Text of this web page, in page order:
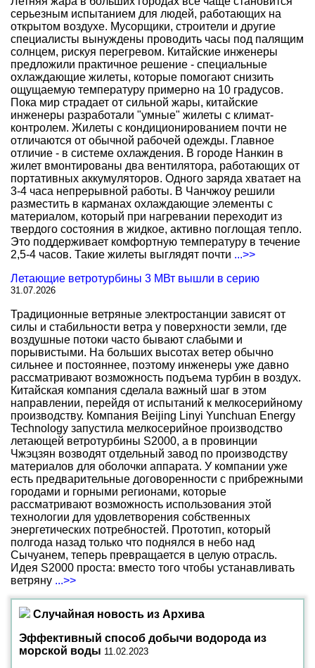
серьезным испытанием для людей, работающих на
открытом воздухе. Мусорщики, строители и другие
специалисты вынуждены проводить часы под палящим
солнцем, рискуя перегревом. Китайские инженеры
предложили практичное решение - специальные
охлаждающие жилеты, которые помогают снизить
ощущаемую температуру примерно на 10 градусов.
Пока мир страдает от сильной жары, китайские
инженеры разработали "умные" жилеты с климат-
контролем. Жилеты с кондиционированием почти не
отличаются от обычной рабочей одежды. Главное
отличие - в системе охлаждения. В городе Нанкин в
жилет вмонтированы два вентилятора, работающих от
портативных аккумуляторов. Одного заряда хватает на
3-4 часа непрерывной работы. В Чанчжоу решили
разместить в карманах охлаждающие элементы с
материалом, который при нагревании переходит из
твердого состояния в жидкое, активно поглощая тепло.
Это поддерживает комфортную температуру в течение
2,5-4 часов. Такие жилеты выглядят почти ...>>
Летающие ветротурбины 3 МВт вышли в серию
31.07.2026
Традиционные ветряные электростанции зависят от
силы и стабильности ветра у поверхности земли, где
воздушные потоки часто бывают слабыми и
порывистыми. На больших высотах ветер обычно
сильнее и постояннее, поэтому инженеры уже давно
рассматривают возможность подъема турбин в воздух.
Китайская компания сделала важный шаг в этом
направлении, перейдя от испытаний к мелкосерийному
производству. Компания Beijing Linyi Yunchuan Energy
Technology запустила мелкосерийное производство
летающей ветротурбины S2000, а в провинции
Чжэцзян возводят отдельный завод по производству
материалов для оболочки аппарата. У компании уже
есть предварительные договоренности с прибрежными
городами и горными регионами, которые
рассматривают возможность использования этой
технологии для удовлетворения собственных
энергетических потребностей. Прототип, который
полгода назад только что поднялся в небо над
Сычуанем, теперь превращается в целую отрасль.
Идея S2000 проста: вместо того чтобы устанавливать
ветряну ...>>
Случайная новость из Архива
Эффективный способ добычи водорода из
морской воды 11.02.2023